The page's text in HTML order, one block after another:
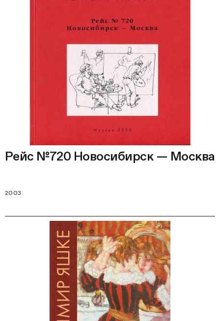
Рейс №720 Новосибирск — Москва
2003